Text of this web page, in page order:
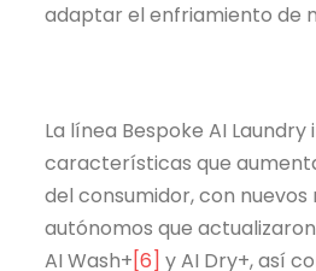
adaptar el enfriamiento de
La línea Bespoke AI Laundry
características que
del consumidor, con nuevos
autónomos que
AI Wash+[6] y AI Dry+, así